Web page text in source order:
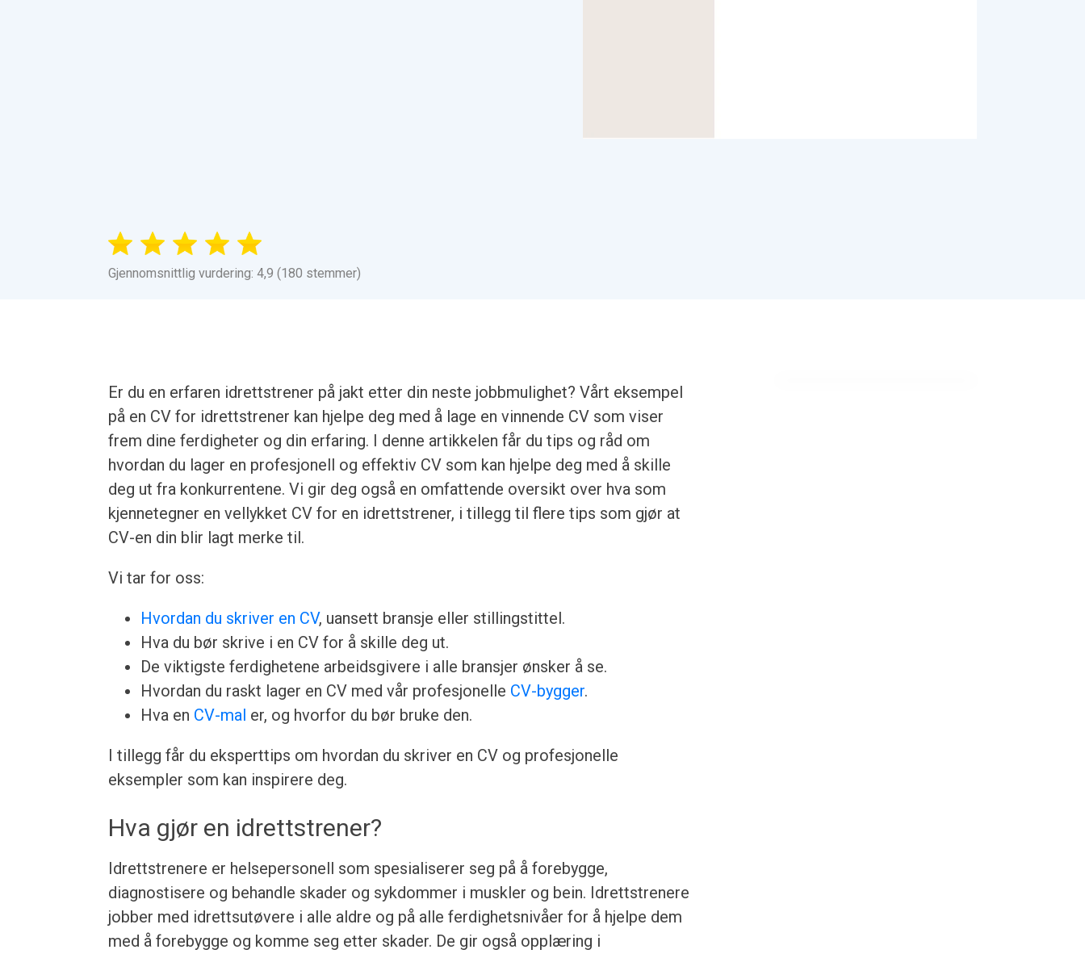
Gjennomsnittlig vurdering: 4,9 (180 stemmer)
Er du en erfaren idrettstrener på jakt etter din neste jobbmulighet? Vårt eksempel
på en CV for idrettstrener kan hjelpe deg med å lage en vinnende CV som viser
frem dine ferdigheter og din erfaring. I denne artikkelen får du tips og råd om
hvordan du lager en profesjonell og effektiv CV som kan hjelpe deg med å skille
deg ut fra konkurrentene. Vi gir deg også en omfattende oversikt over hva som
kjennetegner en vellykket CV for en idrettstrener, i tillegg til flere tips som gjør at
CV-en din blir lagt merke til.
Vi tar for oss:
Hvordan du skriver en CV, uansett bransje eller stillingstittel.
Hva du bør skrive i en CV for å skille deg ut.
De viktigste ferdighetene arbeidsgivere i alle bransjer ønsker å se.
Hvordan du raskt lager en CV med vår profesjonelle CV-bygger.
Hva en CV-mal er, og hvorfor du bør bruke den.
I tillegg får du eksperttips om hvordan du skriver en CV og profesjonelle
eksempler som kan inspirere deg.
Hva gjør en idrettstrener?
Idrettstrenere er helsepersonell som spesialiserer seg på å forebygge,
diagnostisere og behandle skader og sykdommer i muskler og bein. Idrettstrenere
jobber med idrettsutøvere i alle aldre og på alle ferdighetsnivåer for å hjelpe dem
med å forebygge og komme seg etter skader. De gir også opplæring i